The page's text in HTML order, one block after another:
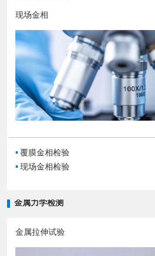
现场金相
▪ 覆膜金相检验
▪ 现场金相检验
金属力学检测
金属拉伸试验